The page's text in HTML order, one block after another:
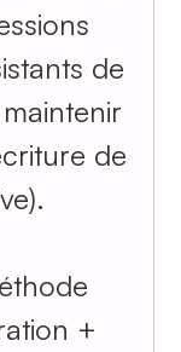
de
de
+